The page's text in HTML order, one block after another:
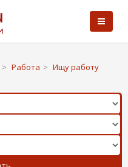
> Работа > Ищу работу